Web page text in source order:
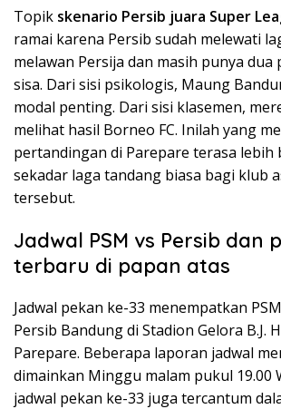
Topik skenario Persib juara Super
ramai karena Persib sudah melewati
melawan Persija dan masih punya
sisa. Dari sisi psikologis, Maung
modal penting. Dari sisi klasemen,
melihat hasil Borneo FC. Inilah yang
pertandingan di Parepare terasa lebih
sekadar laga tandang biasa bagi klub
tersebut.
Jadwal PSM vs Persib dan
terbaru di papan atas
Jadwal pekan ke-33 menempatkan
Persib Bandung di Stadion Gelora B.J.
Parepare. Beberapa laporan jadwal
dimainkan Minggu malam pukul 19.00
jadwal pekan ke-33 juga tercantum